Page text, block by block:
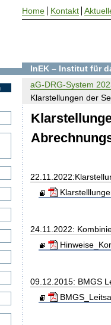
24.11.2022:
09.12.2015: BMGS
InEK – Institut für
aG-DRG-System
Klarstellungen der
Home Kontakt